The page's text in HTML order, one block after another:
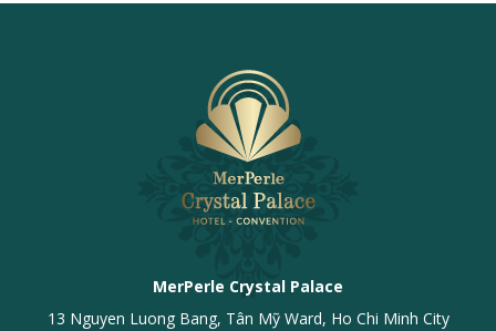
MerPerle Crystal Palace
13 Nguyen Luong Bang, Tân Mỹ Ward, Ho Chi Minh City